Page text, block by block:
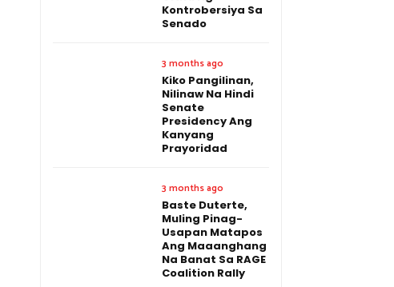
Kontrobersiya Sa
Senado
3 months ago
Kiko Pangilinan,
Nilinaw Na Hindi
Senate
Presidency Ang
Kanyang
Prayoridad
3 months ago
Baste Duterte,
Muling Pinag-
Usapan Matapos
Ang Maaanghang
Na Banat Sa RAGE
Coalition Rally